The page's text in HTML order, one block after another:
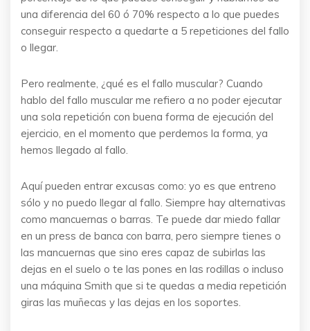
una diferencia del 60 ó 70% respecto a lo que puedes
conseguir respecto a quedarte a 5 repeticiones del fallo
o llegar.
Pero realmente, ¿qué es el fallo muscular? Cuando
hablo del fallo muscular me refiero a no poder ejecutar
una sola repetición con buena forma de ejecución del
ejercicio, en el momento que perdemos la forma, ya
hemos llegado al fallo.
Aquí pueden entrar excusas como: yo es que entreno
sólo y no puedo llegar al fallo. Siempre hay alternativas
como mancuernas o barras. Te puede dar miedo fallar
en un press de banca con barra, pero siempre tienes o
las mancuernas que sino eres capaz de subirlas las
dejas en el suelo o te las pones en las rodillas o incluso
una máquina Smith que si te quedas a media repetición
giras las muñecas y las dejas en los soportes.